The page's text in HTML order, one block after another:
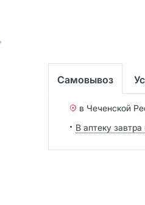
Самовывоз
в Чеченской
В аптеку